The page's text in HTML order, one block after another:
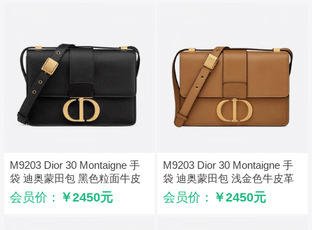
M9203 Dior 30 Montaigne 手
袋 迪奥蒙田包 黑色粒面牛皮
革
会员价： ￥2450元
M9203 Dior 30 Montaigne 手
袋 迪奥蒙田包 浅金色牛皮革
Natural 印花
会员价： ￥2450元